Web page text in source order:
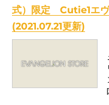
式）限定 Cutie1エヴ
(2021.07.21更新)